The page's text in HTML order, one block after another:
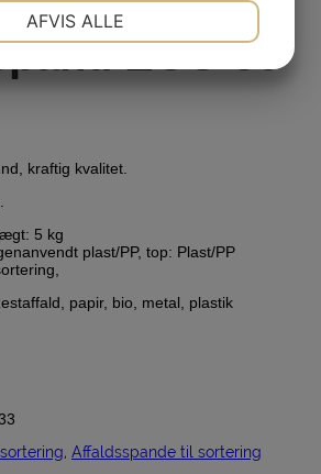
ECO 50
kraftig kvalitet.
5 kg
plast/PP, top: Plast/PP
papir, bio, metal, plastik
, Affaldsspande til sortering
AFVIS ALLE